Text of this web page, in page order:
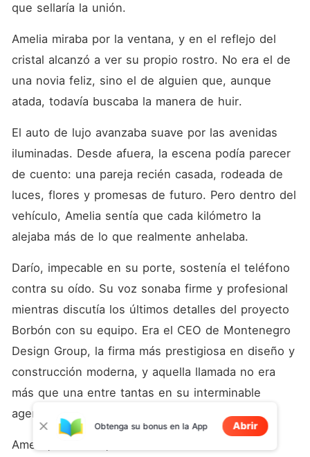
que sellaría la unión.
Amelia miraba por la ventana, y en el reflejo del
cristal alcanzó a ver su propio rostro. No era el de
una novia feliz, sino el de alguien que, aunque
atada, todavía buscaba la manera de huir.
El auto de lujo avanzaba suave por las avenidas
iluminadas. Desde afuera, la escena podía parecer
de cuento: una pareja recién casada, rodeada de
luces, flores y promesas de futuro. Pero dentro del
vehículo, Amelia sentía que cada kilómetro la
alejaba más de lo que realmente anhelaba.
Darío, impecable en su porte, sostenía el teléfono
contra su oído. Su voz sonaba firme y profesional
mientras discutía los últimos detalles del proyecto
Borbón con su equipo. Era el CEO de Montenegro
Design Group, la firma más prestigiosa en diseño y
construcción moderna, y aquella llamada no era
más que una entre tantas en su interminable
agenda.
Amelia, a su lado, miraba hacia la ventana. Las
Obtenga su bonus en la App Abrir